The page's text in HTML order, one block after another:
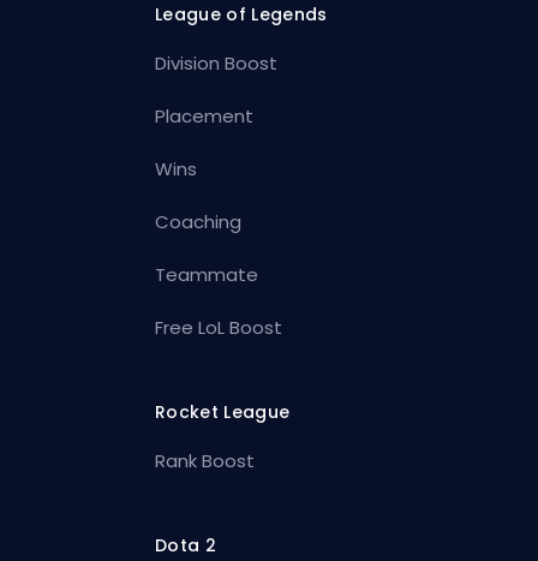
League of Legends
Division Boost
Placement
Wins
Coaching
Teammate
Free LoL Boost
Rocket League
Rank Boost
Dota 2